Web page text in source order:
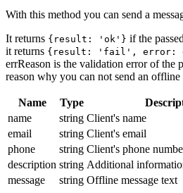
With this method you can send a
It returns {result: 'ok'} if the
it returns {result: 'fail', error:
errReason is the validation error of the
reason why you can not send an offline
Name Type
name
string Client's name
email
string Client's email
phone
string Client's phone
description string Additional
message
string Offline message text